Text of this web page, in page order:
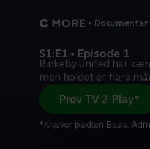
• Dokumentar
S1:E1 • Episode 1
Rinkeby United har
men holdet er flere
Prøv TV 2 Play*
*Kræver pakken Basis.